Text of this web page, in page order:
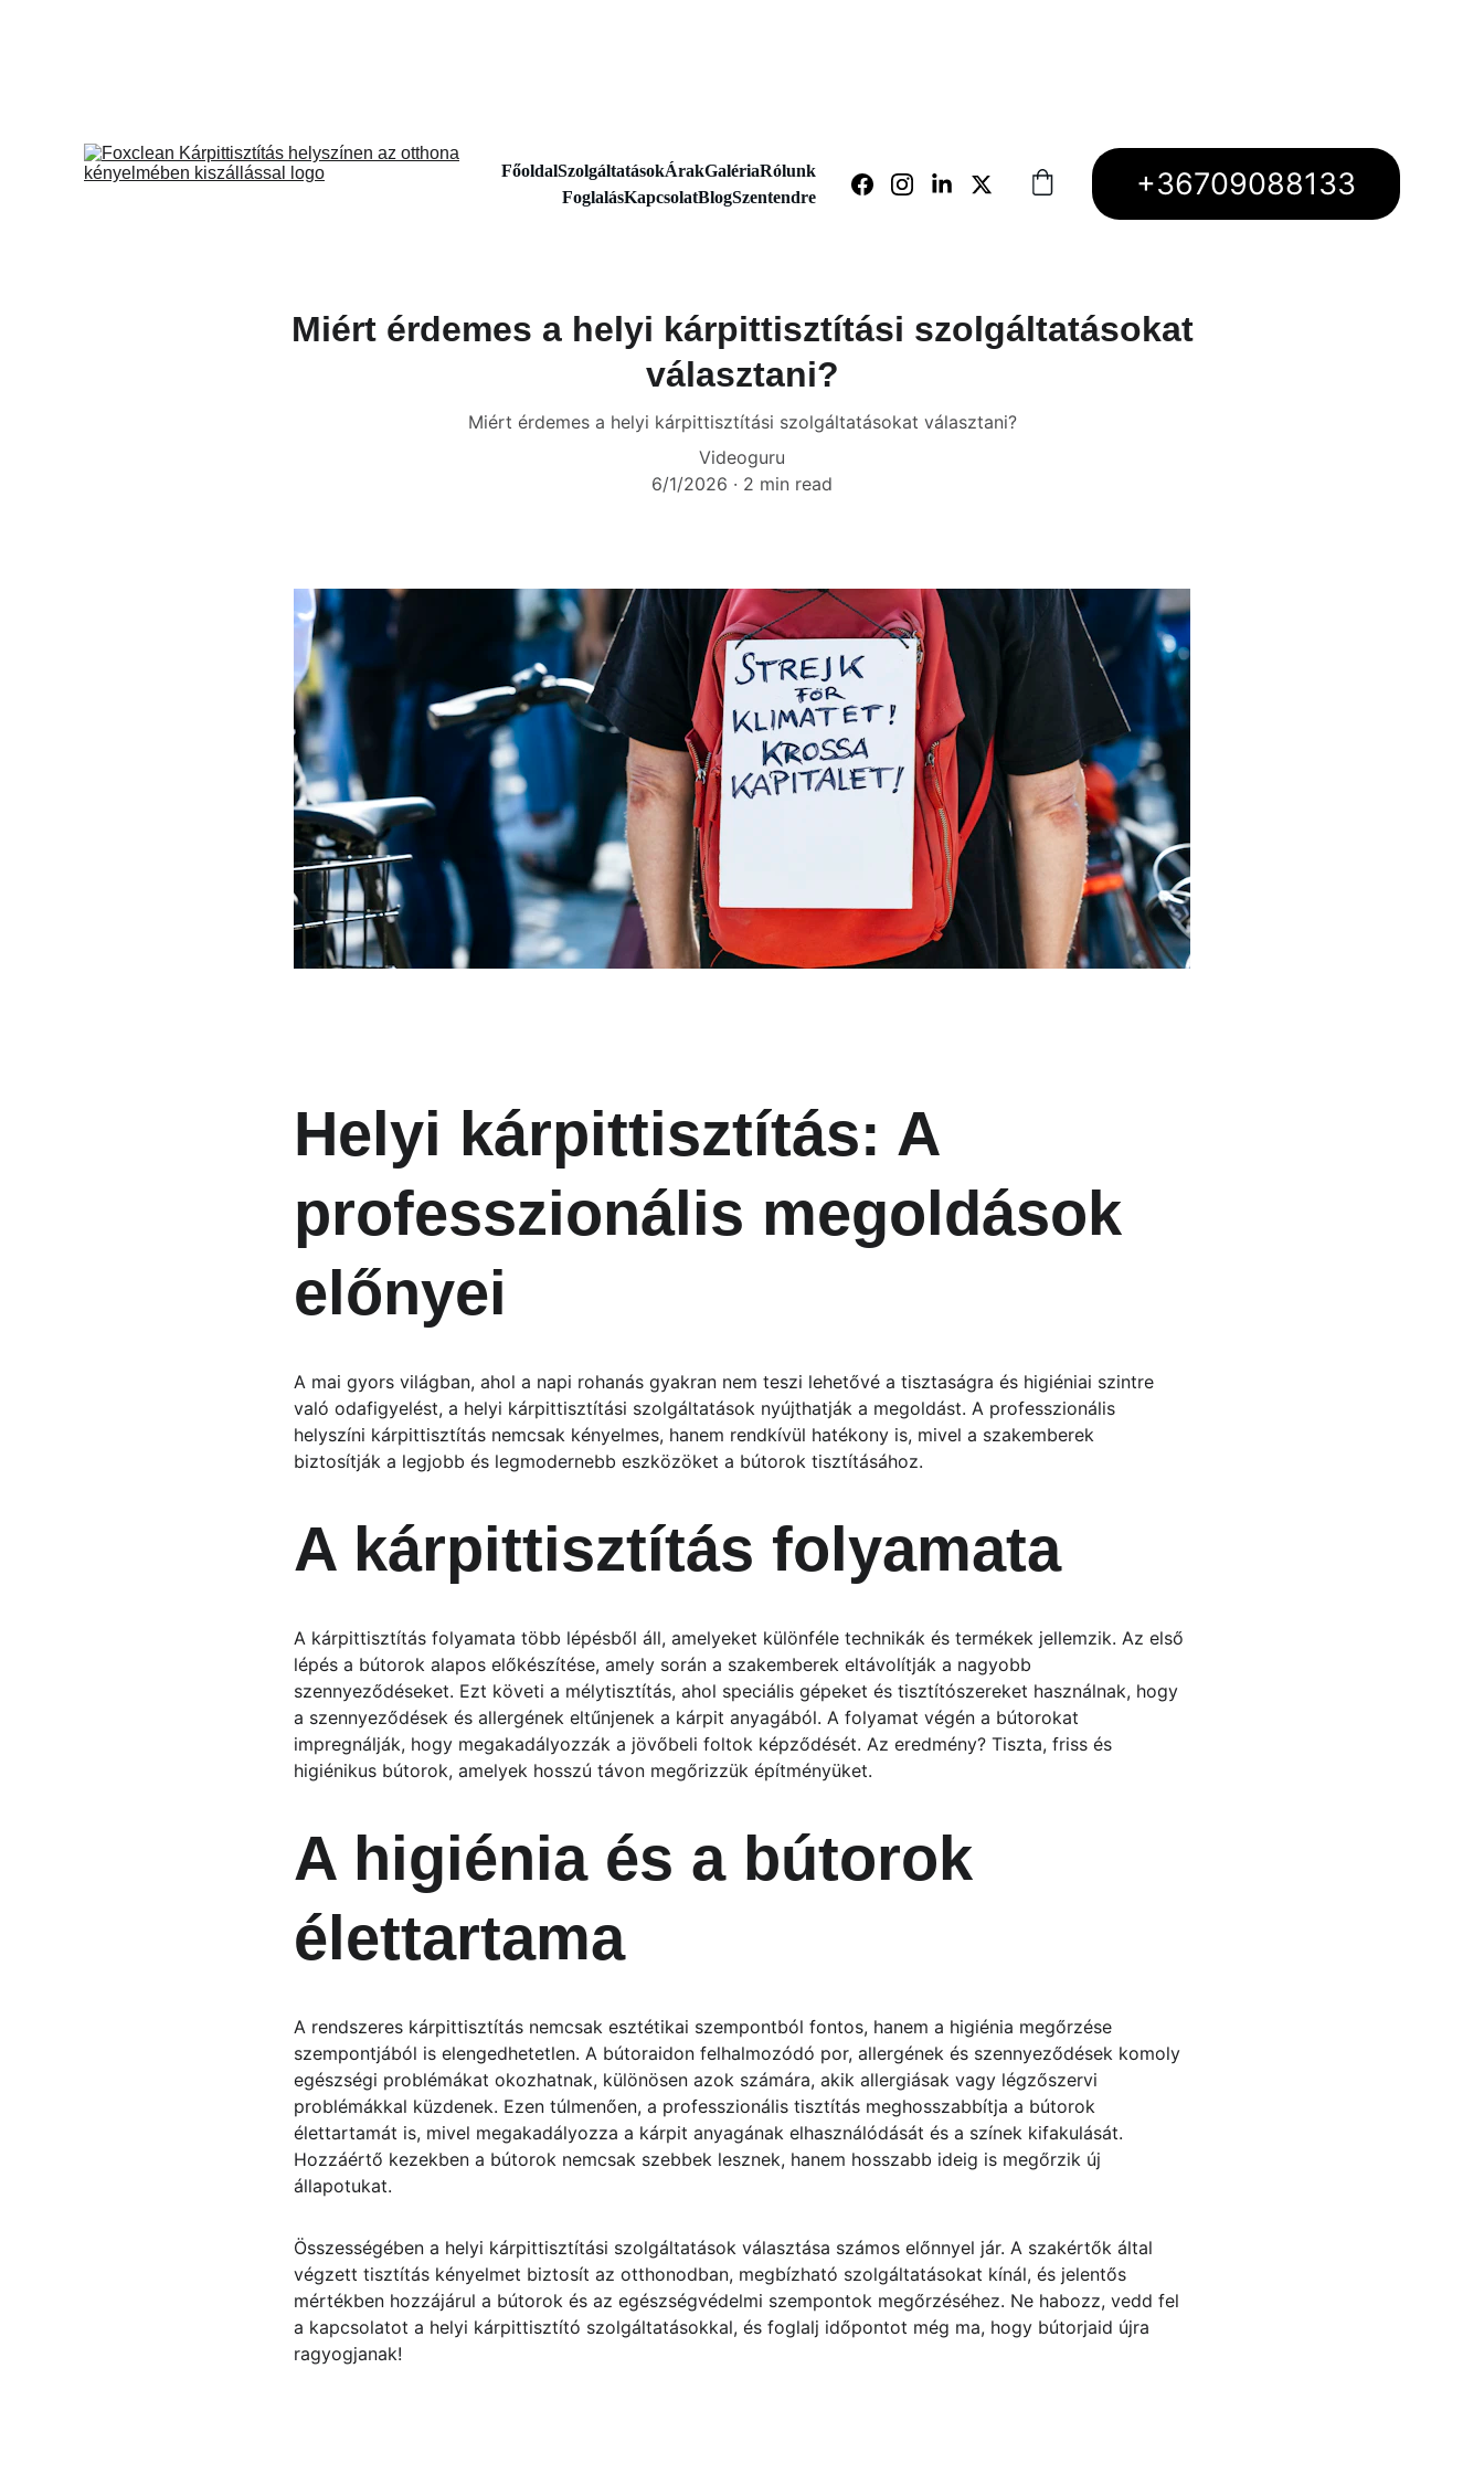
FőoldalSzolgáltatásokÁrakGalériaRólunk
FoglalásKapcsolatBlogSzentendre +36709088133
Miért érdemes a helyi kárpittisztítási szolgáltatásokat
választani?
Miért érdemes a helyi kárpittisztítási szolgáltatásokat választani?
Videoguru
6/1/2026
2 min read
Helyi kárpittisztítás: A
professzionális megoldások
előnyei
A mai gyors világban, ahol a napi rohanás gyakran nem teszi lehetővé a tisztaságra és higiéniai szintre
való odafigyelést, a helyi kárpittisztítási szolgáltatások nyújthatják a megoldást. A professzionális
helyszíni kárpittisztítás nemcsak kényelmes, hanem rendkívül hatékony is, mivel a szakemberek
biztosítják a legjobb és legmodernebb eszközöket a bútorok tisztításához.
A kárpittisztítás folyamata
A kárpittisztítás folyamata több lépésből áll, amelyeket különféle technikák és termékek jellemzik. Az első
lépés a bútorok alapos előkészítése, amely során a szakemberek eltávolítják a nagyobb
szennyeződéseket. Ezt követi a mélytisztítás, ahol speciális gépeket és tisztítószereket használnak, hogy
a szennyeződések és allergének eltűnjenek a kárpit anyagából. A folyamat végén a bútorokat
impregnálják, hogy megakadályozzák a jövőbeli foltok képződését. Az eredmény? Tiszta, friss és
higiénikus bútorok, amelyek hosszú távon megőrizzük építményüket.
A higiénia és a bútorok
élettartama
A rendszeres kárpittisztítás nemcsak esztétikai szempontból fontos, hanem a higiénia megőrzése
szempontjából is elengedhetetlen. A bútoraidon felhalmozódó por, allergének és szennyeződések komoly
egészségi problémákat okozhatnak, különösen azok számára, akik allergiásak vagy légzőszervi
problémákkal küzdenek. Ezen túlmenően, a professzionális tisztítás meghosszabbítja a bútorok
élettartamát is, mivel megakadályozza a kárpit anyagának elhasználódását és a színek kifakulását.
Hozzáértő kezekben a bútorok nemcsak szebbek lesznek, hanem hosszabb ideig is megőrzik új
állapotukat.
Összességében a helyi kárpittisztítási szolgáltatások választása számos előnnyel jár. A szakértők által
végzett tisztítás kényelmet biztosít az otthonodban, megbízható szolgáltatásokat kínál, és jelentős
mértékben hozzájárul a bútorok és az egészségvédelmi szempontok megőrzéséhez. Ne habozz, vedd fel
a kapcsolatot a helyi kárpittisztító szolgáltatásokkal, és foglalj időpontot még ma, hogy bútorjaid újra
ragyogjanak!